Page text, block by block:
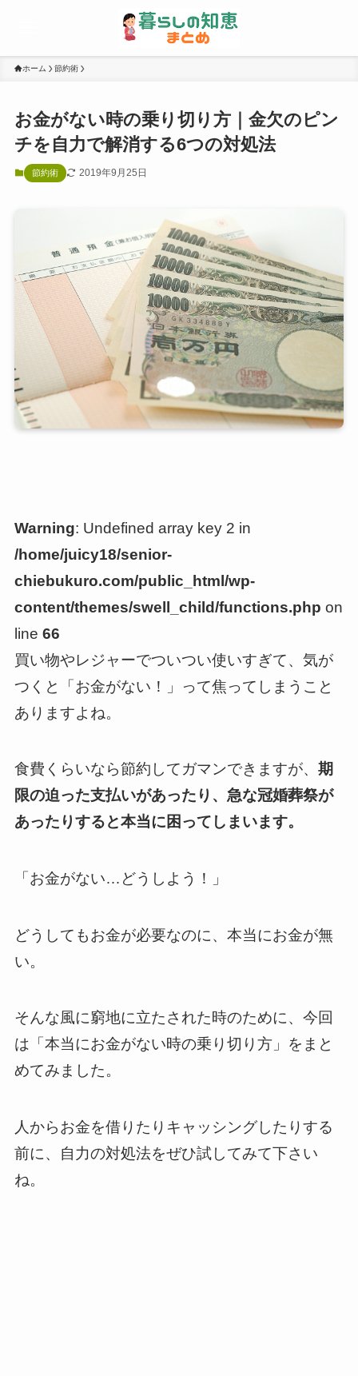
ホーム 節約術
お金がない時の乗り切り方｜金欠のピン
チを自力で解消する6つの対処法
節約術 2019年9月25日
Warning: Undefined array key 2 in
/home/juicy18/senior-
chiebukuro.com/public_html/wp-
content/themes/swell_child/functions.php on
line 66
買い物やレジャーでついつい使いすぎて、気が
つくと「お金がない！」って焦ってしまうこと
ありますよね。
食費くらいなら節約してガマンできますが、 期
限の迫った支払いがあったり、急な冠婚葬祭が
あったりすると本当に困ってしまいます。
「お金がない…どうしよう！」
どうしてもお金が必要なのに、本当にお金が無
い。
そんな風に窮地に立たされた時のために、今回
は「本当にお金がない時の乗り切り方」をまと
めてみました。
人からお金を借りたりキャッシングしたりする
前に、自力の対処法をぜひ試してみて下さい
ね。